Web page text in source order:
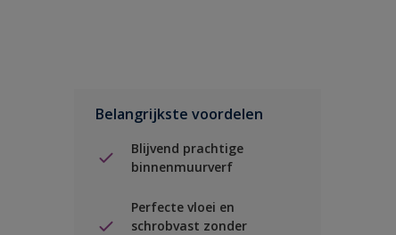
Belangrijkste voordelen
Blijvend prachtige
binnenmuurverf
Perfecte vloei en
schrobvast zonder